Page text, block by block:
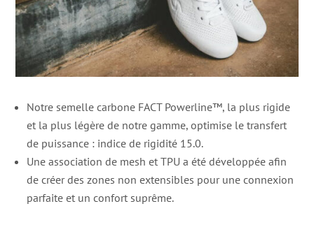
Notre semelle carbone FACT Powerline™, la plus rigide
et la plus légère de notre gamme, optimise le transfert
de puissance : indice de rigidité 15.0.
Une association de mesh et TPU a été développée afin
de créer des zones non extensibles pour une connexion
parfaite et un confort suprême.